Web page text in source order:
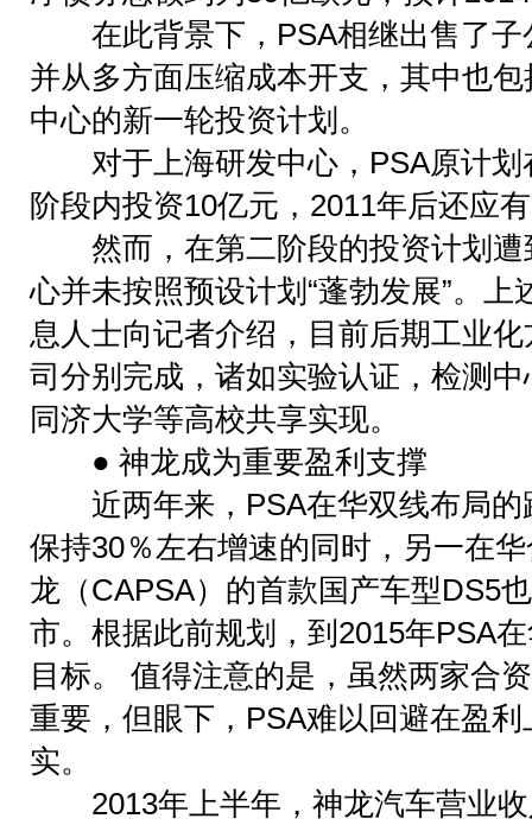
在此背景下，PSA相继出售了子
并从多方面压缩成本开支，其中也
中心的新一轮投资计划。
对于上海研发中心，PSA原计划
阶段内投资10亿元，2011年后还应
然而，在第二阶段的投资计划遭
心并未按照预设计划“蓬勃发展”。
息人士向记者介绍，目前后期工业
司分别完成，诸如实验认证，检测
同济大学等高校共享实现。
● 神龙成为重要盈利支撑
近两年来，PSA在华双线布局的
保持30％左右增速的同时，另一在
龙（CAPSA）的首款国产车型DS5
市。根据此前规划，到2015年PSA
目标。 值得注意的是，虽然两家合
重要，但眼下，PSA难以回避在盈
实。
2013年上半年，神龙汽车营业收